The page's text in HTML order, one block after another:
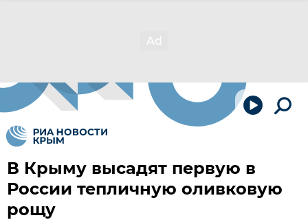
В Крыму высадят первую в
России тепличную оливковую
рощу